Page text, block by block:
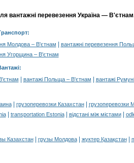
вантажні перевезення Україна —
Молдова – В'єтнам
вантажні перевезення
Угорщина – В'єтнам
:
вантажі Польща – В'єтнам вантажі
| грузоперевозки Казахстан|
грузоперевозки
| transportation Estonia| відстані між містами|
Казахстан| грузы Молдова| жүктер Қазақстан|